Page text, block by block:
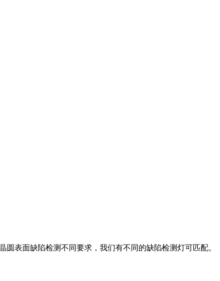
表面缺陷检测不同要求，我们有不同的缺陷检测灯可匹配。